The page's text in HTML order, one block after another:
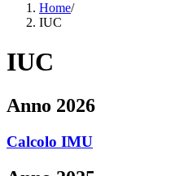
Home/
IUC
IUC
Anno 2026
Calcolo IMU